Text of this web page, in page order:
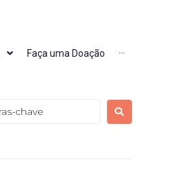
Faça uma Doação ···